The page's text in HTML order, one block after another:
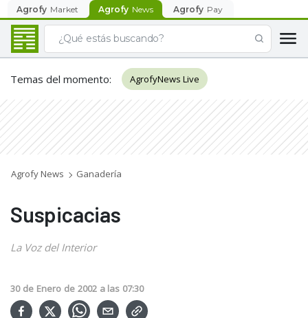
Agrofy Market Agrofy News Agrofy Pay
Temas del momento: AgrofyNews Live
Agrofy News Ganadería
Suspicacias
La Voz del Interior
30 de Enero de 2002 a las 07:30